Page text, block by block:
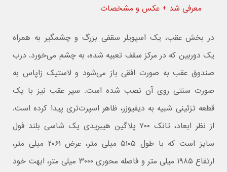
معرفی شد + عکس و مشخصات
در بخش عقب، یک اسپویلر سقفی بزرگ و چشمگیر به همراه
یک دوربین که در مرکز سقف تعبیه شده، به چشم می‌خورد. درب
صندوق عقب به صورت افقی باز می‌شود و لاستیک زاپاس به
صورت سنتی روی آن نصب شده است. سپر عقب نیز با یک
قطعه تزئینی شبیه به دیفیوزر، ظاهر اسپرت‌تری پیدا کرده است.
از نظر ابعاد، تانک ۷۰۰ پلاگین هیبریدی یک شاسی‌ بلند فول
سایز است که با طول ۵۱۰۵ میلی‌ متر، عرض ۲۰۶۱ میلی‌ متر،
ارتفاع ۱۹۸۵ میلی‌ متر و فاصله محوری ۳۰۰۰ میلی‌ متر، ابهت خود